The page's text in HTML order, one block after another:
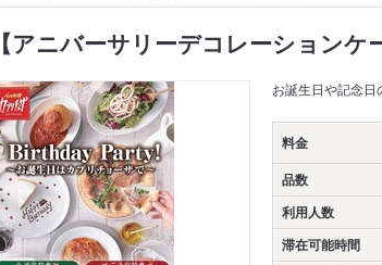
【アニバーサリーデコレーション
お誕生日や記念日
料金
品数
利用人数
滞在可能時間